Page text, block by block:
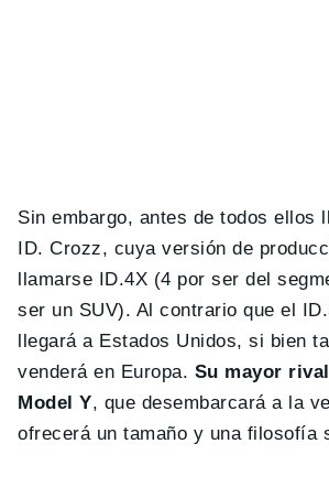
Sin embargo, antes de todos ellos
ID. Crozz, cuya versión de
llamarse ID.4X (4 por ser del
ser un SUV). Al contrario que el
llegará a Estados Unidos, si bien
venderá en Europa. Su mayor
Model Y, que desembarcará a la
ofrecerá un tamaño y una filosofía